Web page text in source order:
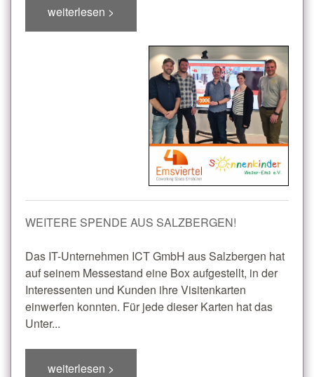
weiterlesen >
WEITERE SPENDE AUS SALZBERGEN!
Das IT-Unternehmen ICT GmbH aus Salzbergen hat
auf seinem Messestand eine Box aufgestellt, in der
Interessenten und Kunden ihre Visitenkarten
einwerfen konnten. Für jede dieser Karten hat das
Unter...
weiterlesen >